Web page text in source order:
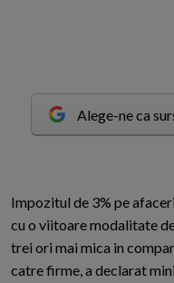
Alege-ne ca
Impozitul de 3% pe
cu o viitoare modalitate
trei ori mai mica in
catre firme, a declarat